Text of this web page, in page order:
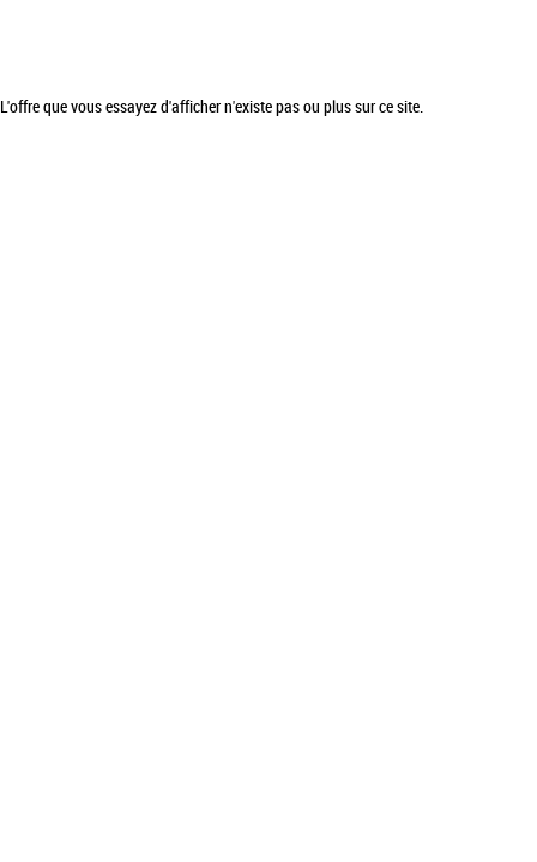
L'offre que vous essayez d'afficher n'existe pas ou plus sur ce site.